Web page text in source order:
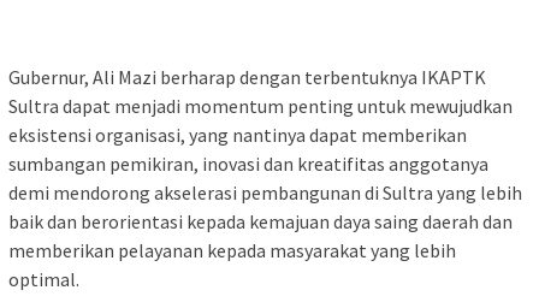
Gubernur, Ali Mazi berharap dengan terbentuknya IKAPTK
Sultra dapat menjadi momentum penting untuk mewujudkan
eksistensi organisasi, yang nantinya dapat memberikan
sumbangan pemikiran, inovasi dan kreatifitas anggotanya
demi mendorong akselerasi pembangunan di Sultra yang lebih
baik dan berorientasi kepada kemajuan daya saing daerah dan
memberikan pelayanan kepada masyarakat yang lebih
optimal.